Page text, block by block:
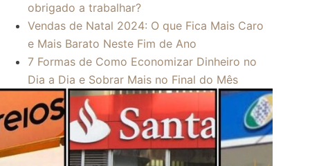
obrigado a trabalhar?
Vendas de Natal 2024: O que Fica Mais Caro
e Mais Barato Neste Fim de Ano
7 Formas de Como Economizar Dinheiro no
Dia a Dia e Sobrar Mais no Final do Mês